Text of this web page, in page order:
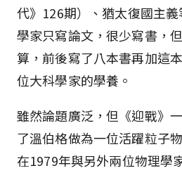
代》126期）、猶太復國主
學家只寫論文，很少寫書，
算，前後寫了八本書再加這
位大科學家的學養。
雖然論題廣泛，但《迎戰》
了溫伯格做為一位活躍粒子
在1979年與另外兩位物理學